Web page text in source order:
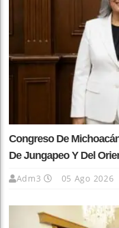
Congreso De
De Jungapeo Y Del
Adm3 05 Ago 2026